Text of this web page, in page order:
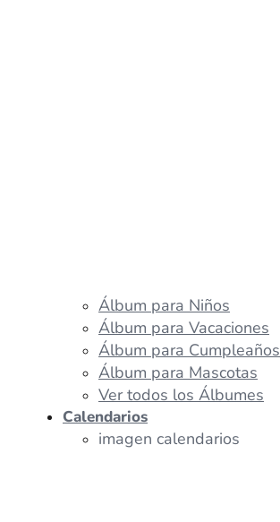
Álbum para Niños
Álbum para Vacaciones
Álbum para Cumpleaños
Álbum para Mascotas
Ver todos los Álbumes
Calendarios
imagen calendarios